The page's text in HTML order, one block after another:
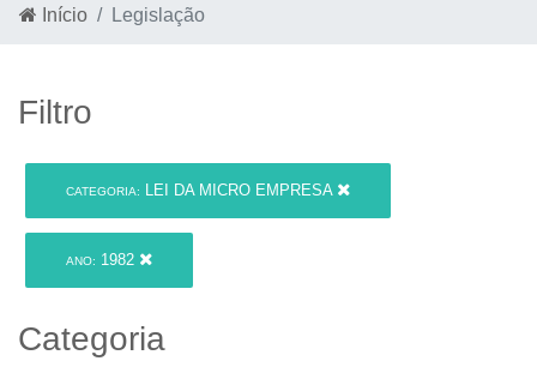
Início Legislação
Filtro
CATEGORIA: LEI DA MICRO EMPRESA
ANO: 1982
Categoria